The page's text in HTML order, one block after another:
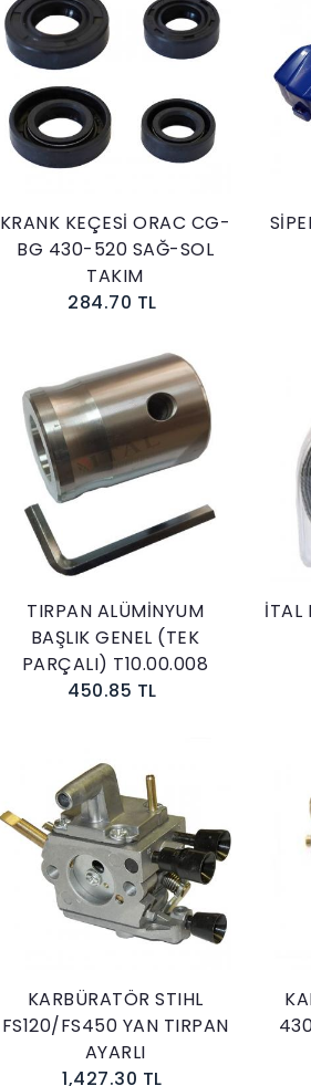
Sepete Ekle
KRANK KEÇESİ ORAC CG-
BG 430-520 SAĞ-SOL
TAKIM
284.70 TL
Sepete Ekle
TIRPAN ALÜMİNYUM
BAŞLIK GENEL (TEK
PARÇALI) T10.00.008
450.85 TL
İTAL
Sepete Ekle
KARBÜRATÖR STIHL
FS120/FS450 YAN TIRPAN
AYARLI
1,427.30 TL